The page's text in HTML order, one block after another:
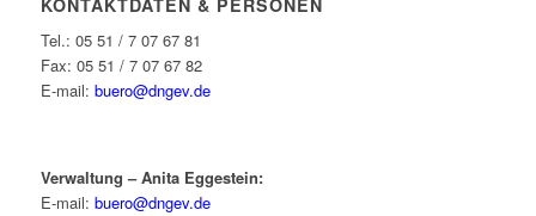
KONTAKTDATEN & PERSONEN
Tel.: 05 51 / 7 07 67 81
Fax: 05 51 / 7 07 67 82
E-mail: buero@dngev.de
Verwaltung – Anita Eggestein:
E-mail: buero@dngev.de